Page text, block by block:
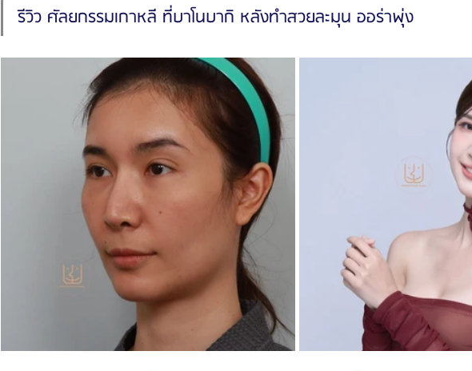
รีวิว ศัลยกรรมเกาหลี ที่บาโนบากิ หลังทำสวยละมุน ออร่าพุ่ง